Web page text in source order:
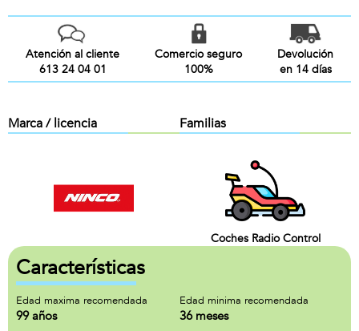
Atención al cliente
613 24 04 01
Comercio seguro
100%
Devolución
en 14 días
Marca / licencia Familias
Coches Radio Control
Características
Edad maxima recomendada
99 años
Edad minima recomendada
36 meses